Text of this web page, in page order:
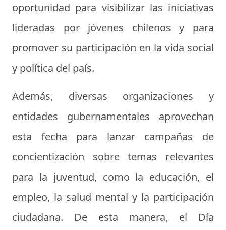
oportunidad para visibilizar las iniciativas
lideradas por jóvenes chilenos y para
promover su participación en la vida social
y política del país.
Además, diversas organizaciones y
entidades gubernamentales aprovechan
esta fecha para lanzar campañas de
concientización sobre temas relevantes
para la juventud, como la educación, el
empleo, la salud mental y la participación
ciudadana. De esta manera, el Día